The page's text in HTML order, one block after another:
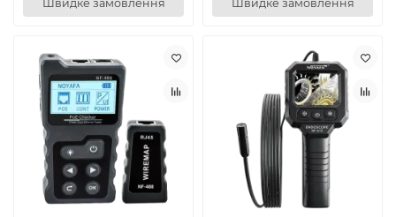
Швидке замовлення Швидке замовлення